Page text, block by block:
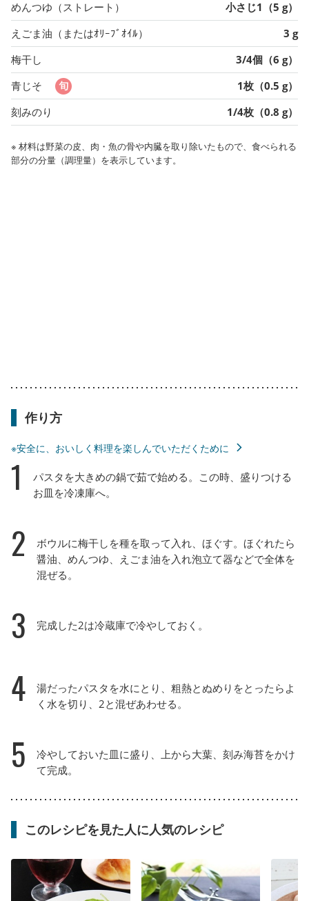
めんつゆ（ストレート）
小さじ1（5 g）
えごま油（またはｵﾘｰﾌﾞｵｲﾙ）
3 g
梅干し
3/4個（6 g）
青じそ
1枚（0.5 g）
刻みのり
1/4枚（0.8 g）
※ 材料は野菜の皮、肉・魚の骨や内臓を取り除いたもので、食べられる
部分の分量（調理量）を表示しています。
作り方
※安全に、おいしく料理を楽しんでいただくために
1
パスタを大きめの鍋で茹で始める。この時、盛りつける
お皿を冷凍庫へ。
2
ボウルに梅干しを種を取って入れ、ほぐす。ほぐれたら
醤油、めんつゆ、えごま油を入れ泡立て器などで全体を
混ぜる。
3 完成した2は冷蔵庫で冷やしておく。
4
湯だったパスタを水にとり、粗熱とぬめりをとったらよ
く水を切り、2と混ぜあわせる。
5
冷やしておいた皿に盛り、上から大葉、刻み海苔をかけ
て完成。
このレシピを見た人に人気のレシピ